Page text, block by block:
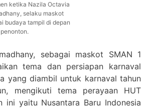
ketika Nazila Octavia
selaku maskot
budaya tampil di depan
sebagai maskot SMAN 1
tema dan persiapan karnaval
yang diambil untuk karnaval tahun
mengikuti tema perayaan HUT
ini yaitu Nusantara Baru Indonesia